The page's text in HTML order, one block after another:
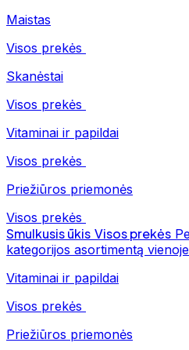
Maistas
Visos prekės
Skanėstai
Visos prekės
Vitaminai ir papildai
Visos prekės
Priežiūros priemonės
Visos prekės
Smulkusis ūkis Visos prekės
kategorijos asortimentą
Vitaminai ir papildai
Visos prekės
Priežiūros priemonės